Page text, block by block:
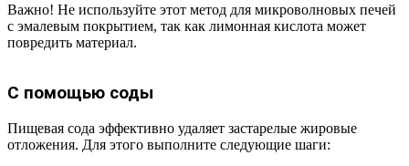
Важно! Не используйте этот метод для микроволновых печей
с эмалевым покрытием, так как лимонная кислота может
повредить материал.
С помощью соды
Пищевая сода эффективно удаляет застарелые жировые
отложения. Для этого выполните следующие шаги: